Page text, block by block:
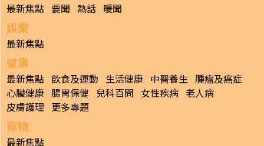
最新焦點 要聞 熱話 暖聞
娛樂
最新焦點
健康
最新焦點 飲食及運動 生活健康 中醫養生 腫瘤及癌症
心臟健康 腸胃保健 兒科百問 女性疾病 老人病
皮膚護理 更多專題
寵物
最新焦點